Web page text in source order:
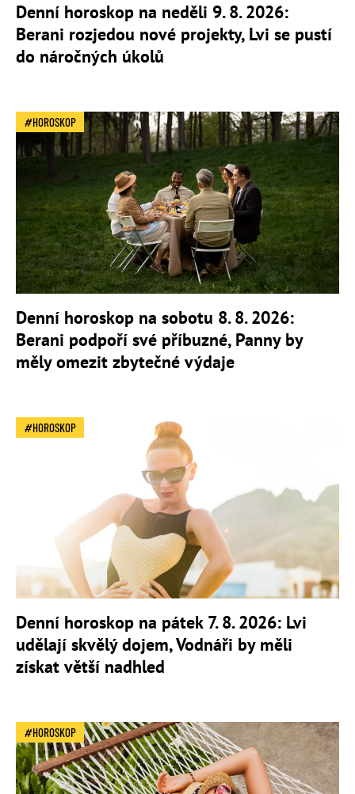
Denní horoskop na neděli 9. 8. 2026:
Berani rozjedou nové projekty, Lvi se pustí
do náročných úkolů
HOROSKOP
Denní horoskop na sobotu 8. 8. 2026:
Berani podpoří své příbuzné, Panny by
měly omezit zbytečné výdaje
HOROSKOP
Denní horoskop na pátek 7. 8. 2026: Lvi
udělají skvělý dojem, Vodnáři by měli
získat větší nadhled
HOROSKOP